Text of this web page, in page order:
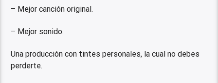
– Mejor canción original.
– Mejor sonido.
Una producción con tintes personales, la cual no debes
perderte.